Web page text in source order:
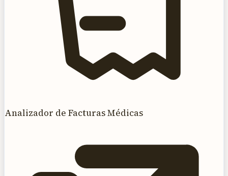
Analizador de Facturas Médicas